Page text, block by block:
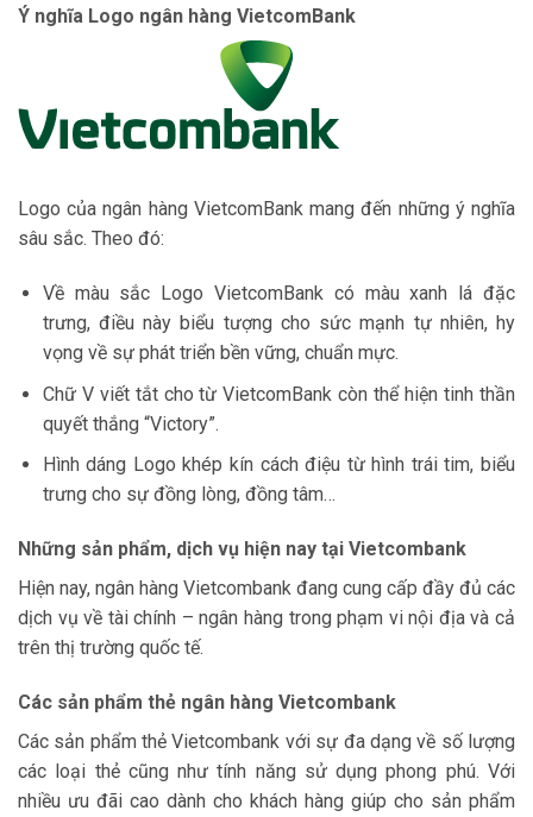
Ý nghĩa Logo ngân hàng VietcomBank
Logo của ngân hàng VietcomBank mang đến những ý nghĩa
sâu sắc. Theo đó:
Về màu sắc Logo VietcomBank có màu xanh lá đặc
trưng, điều này biểu tượng cho sức mạnh tự nhiên, hy
vọng về sự phát triển bền vững, chuẩn mực.
Chữ V viết tắt cho từ VietcomBank còn thể hiện tinh thần
quyết thắng “Victory”.
Hình dáng Logo khép kín cách điệu từ hình trái tim, biểu
trưng cho sự đồng lòng, đồng tâm…
Những sản phẩm, dịch vụ hiện nay tại Vietcombank
Hiện nay, ngân hàng Vietcombank đang cung cấp đầy đủ các
dịch vụ về tài chính – ngân hàng trong phạm vi nội địa và cả
trên thị trường quốc tế.
Các sản phẩm thẻ ngân hàng Vietcombank
Các sản phẩm thẻ Vietcombank với sự đa dạng về số lượng
các loại thẻ cũng như tính năng sử dụng phong phú. Với
nhiều ưu đãi cao dành cho khách hàng giúp cho sản phẩm